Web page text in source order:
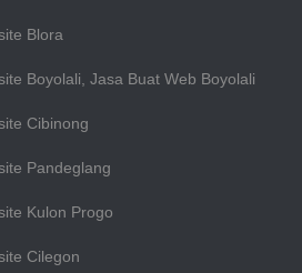
Blora
Boyolali, Jasa Buat Web Boyolali
Cibinong
Pandeglang
Kulon Progo
Cilegon